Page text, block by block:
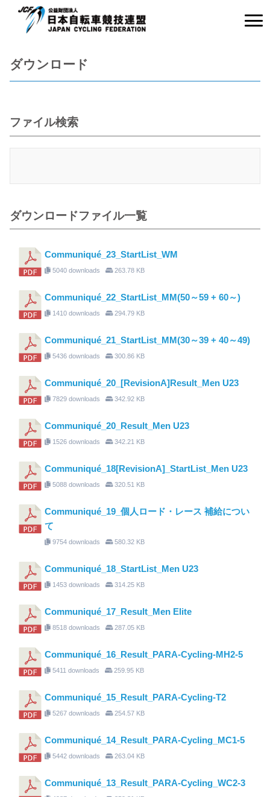
ダウンロード
ファイル検索
ダウンロードファイル一覧
Communiqué_23_StartList_WM
5040 downloads 263.78 KB
Communiqué_22_StartList_MM(50～59 + 60～)
1410 downloads 294.79 KB
Communiqué_21_StartList_MM(30～39 + 40～49)
5436 downloads 300.86 KB
Communiqué_20_[RevisionA]Result_Men U23
7829 downloads 342.92 KB
Communiqué_20_Result_Men U23
1526 downloads 342.21 KB
Communiqué_18[RevisionA]_StartList_Men U23
5088 downloads 320.51 KB
Communiqué_19_個人ロード・レース 補給につい
て
9754 downloads 580.32 KB
Communiqué_18_StartList_Men U23
1453 downloads 314.25 KB
Communiqué_17_Result_Men Elite
8518 downloads 287.05 KB
Communiqué_16_Result_PARA-Cycling-MH2-5
5411 downloads 259.95 KB
Communiqué_15_Result_PARA-Cycling-T2
5267 downloads 254.57 KB
Communiqué_14_Result_PARA-Cycling_MC1-5
5442 downloads 263.04 KB
Communiqué_13_Result_PARA-Cycling_WC2-3